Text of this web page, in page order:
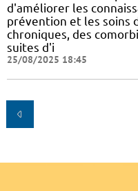
d'améliorer les
prévention et les soins
chroniques, des
suites d'i
25/08/2025 18:45